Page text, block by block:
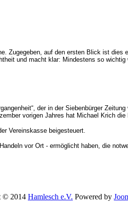
Zugegeben, auf den ersten Blick ist
und macht klar: Mindestens so
der in der Siebenbürger
vorigen Jahres hat Michael Krich die
Vereinskasse beigesteuert.
vor Ort - ermöglicht haben, die
© 2014 Hamlesch e.V. Powered by